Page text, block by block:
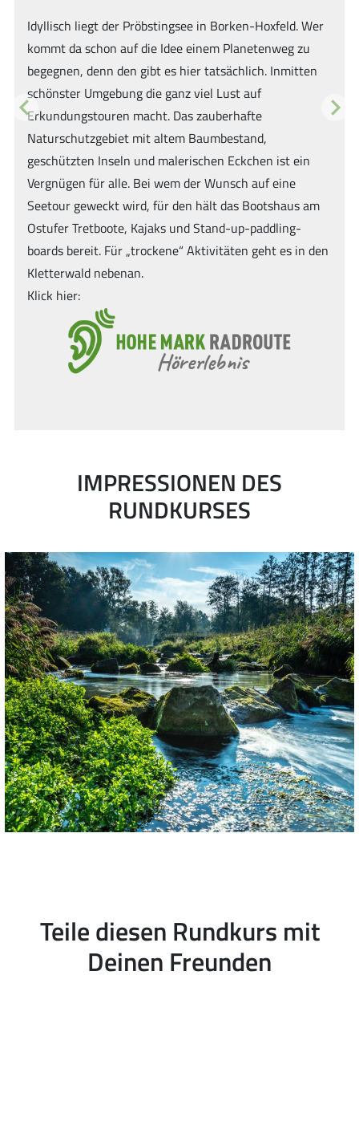
In den früheren Sumpfgebieten der Bocholter Aa, steht
die imposante Wasserburg Gemen. Mit ihren
zahlreichen Gräften, der oberen und unteren Freiheit,
liegt sie malerisch und hübsch eingebettet in einer
ausgedehnten Parklandschaft. Fast 900 Jahre wurde an
der Burg gebaut und erweitert, so dass daraus ein
besonderes architektonisches Werk entstanden ist.
Aber: Kein Schloss ohne ein Schlossgespenst! Der
Legende nach spukt es auf der Burg Gemen. Einige
Besucher berichten von schauerlichen grünen Lichtern.
Hier soll ein Geist namens Cordula sein Unwesen
treiben. Nur eine Legende? Noch heute ist die Burg in
Privatbesitz. Seit 1946 wird sie als
Jugendbildungsstätte genutzt und heißt seitdem
Jugendburg Gemen.
Previous
IMPRESSIONEN DES
RUNDKURSES
Teile diesen Rundkurs mit
Deinen Freunden